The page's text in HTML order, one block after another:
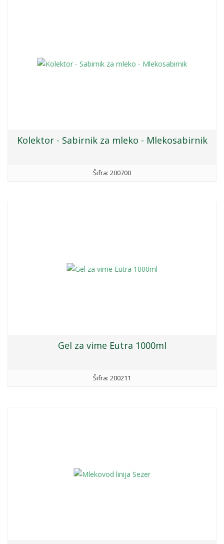
Kolektor - Sabirnik za mleko - Mlekosabirnik
Šifra: 200700
Gel za vime Eutra 1000ml
Šifra: 200211